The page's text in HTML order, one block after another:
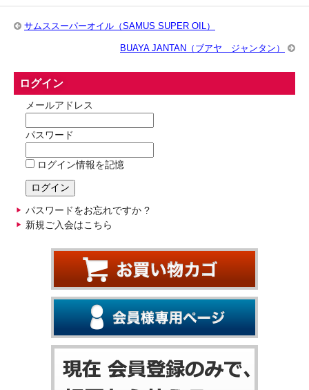
サムススーパーオイル（SAMUS SUPER OIL）
BUAYA JANTAN（ブアヤ ジャンタン）
ログイン
メールアドレス
パスワード
ログイン情報を記憶
パスワードをお忘れですか ?
新規ご入会はこちら